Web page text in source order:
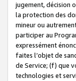
jugement, décision
la protection des
mineur ou
participer au
expressément
faites l’objet de
de Service; (f) que
technologies et